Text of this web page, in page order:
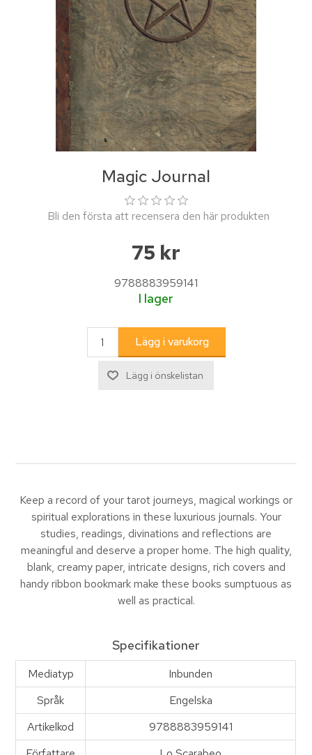
Magic Journal
Bli den första att recensera den här produkten
75 kr
9788883959141
I lager
Keep a record of your tarot journeys, magical workings or
spiritual explorations in these luxurious journals. Your
studies, readings, divinations and reflections are
meaningful and deserve a proper home. The high quality,
blank, creamy paper, intricate designs, rich covers and
handy ribbon bookmark make these books sumptuous as
well as practical.
Specifikationer
Mediatyp
Inbunden
Språk
Engelska
Artikelkod
9788883959141